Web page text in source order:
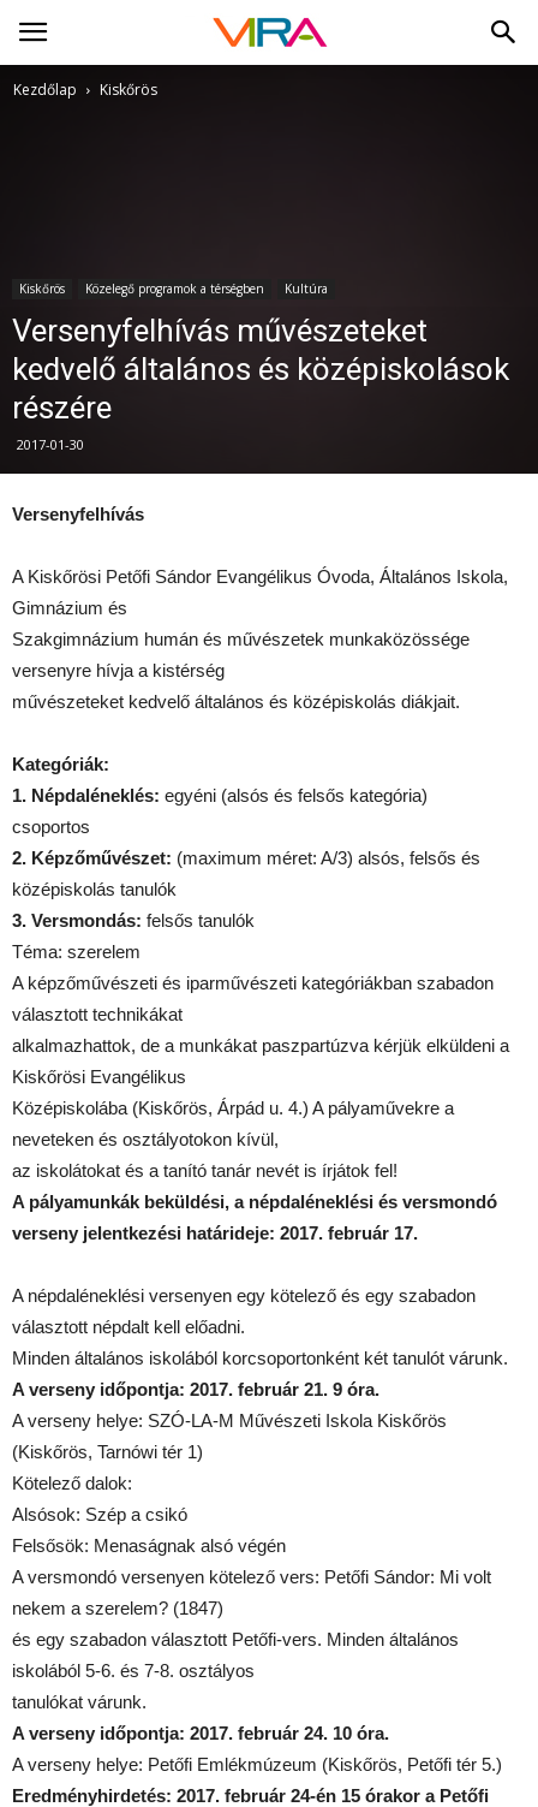
Kezdőlap Kiskőrös
Kiskőrös Közelegő programok a térségben Kultúra
Versenyfelhívás művészeteket
kedvelő általános és középiskolások
részére
2017-01-30
Versenyfelhívás
A Kiskőrösi Petőfi Sándor Evangélikus Óvoda, Általános Iskola,
Gimnázium és
Szakgimnázium humán és művészetek munkaközössége
versenyre hívja a kistérség
művészeteket kedvelő általános és középiskolás diákjait.
Kategóriák:
1. Népdaléneklés: egyéni (alsós és felsős kategória)
csoportos
2. Képzőművészet: (maximum méret: A/3) alsós, felsős és
középiskolás tanulók
3. Versmondás: felsős tanulók
Téma: szerelem
A képzőművészeti és iparművészeti kategóriákban szabadon
választott technikákat
alkalmazhattok, de a munkákat paszpartúzva kérjük elküldeni a
Kiskőrösi Evangélikus
Középiskolába (Kiskőrös, Árpád u. 4.) A pályaművekre a
neveteken és osztályotokon kívül,
az iskolátokat és a tanító tanár nevét is írjátok fel!
A pályamunkák beküldési, a népdaléneklési és versmondó
verseny jelentkezési határideje: 2017. február 17.
A népdaléneklési versenyen egy kötelező és egy szabadon
választott népdalt kell előadni.
Minden általános iskolából korcsoportonként két tanulót várunk.
A verseny időpontja: 2017. február 21. 9 óra.
A verseny helye: SZÓ-LA-M Művészeti Iskola Kiskőrös
(Kiskőrös, Tarnówi tér 1)
Kötelező dalok:
Alsósok: Szép a csikó
Felsősök: Menaságnak alsó végén
A versmondó versenyen kötelező vers: Petőfi Sándor: Mi volt
nekem a szerelem? (1847)
és egy szabadon választott Petőfi-vers. Minden általános
iskolából 5-6. és 7-8. osztályos
tanulókat várunk.
A verseny időpontja: 2017. február 24. 10 óra.
A verseny helye: Petőfi Emlékmúzeum (Kiskőrös, Petőfi tér 5.)
Eredményhirdetés: 2017. február 24-én 15 órakor a Petőfi